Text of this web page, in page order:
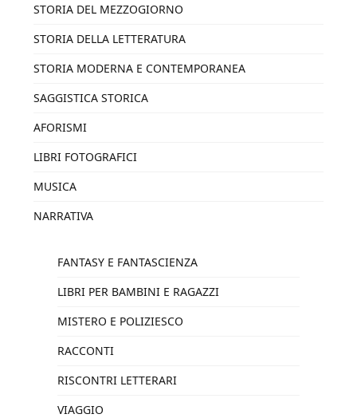
STORIA DEL MEZZOGIORNO
STORIA DELLA LETTERATURA
STORIA MODERNA E CONTEMPORANEA
SAGGISTICA STORICA
AFORISMI
LIBRI FOTOGRAFICI
MUSICA
NARRATIVA
FANTASY E FANTASCIENZA
LIBRI PER BAMBINI E RAGAZZI
MISTERO E POLIZIESCO
RACCONTI
RISCONTRI LETTERARI
VIAGGIO